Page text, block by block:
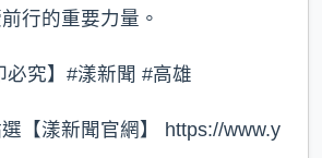
行的重要力量。
必究】#漾新聞 #高雄
【漾新聞官網】 https://www.y